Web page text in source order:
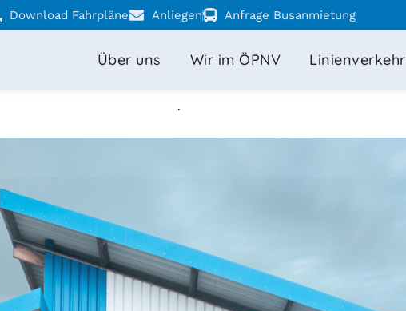
Download Fahrpläne Anliegen Anfrage Busanmietung
Über uns Wir im ÖPNV Linienverkehr
.